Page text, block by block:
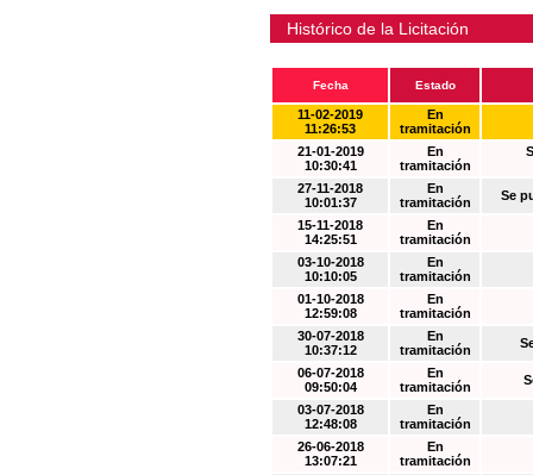
Histórico de la Licitación
Fecha Estado
11-02-2019
11:26:53
En
tramitación
21-01-2019
10:30:41
En
tramitación
27-11-2018
10:01:37
En
tramitación
Se
15-11-2018
14:25:51
En
tramitación
03-10-2018
10:10:05
En
tramitación
01-10-2018
12:59:08
En
tramitación
30-07-2018
10:37:12
En
tramitación
06-07-2018
09:50:04
En
tramitación
03-07-2018
12:48:08
En
tramitación
26-06-2018
13:07:21
En
tramitación